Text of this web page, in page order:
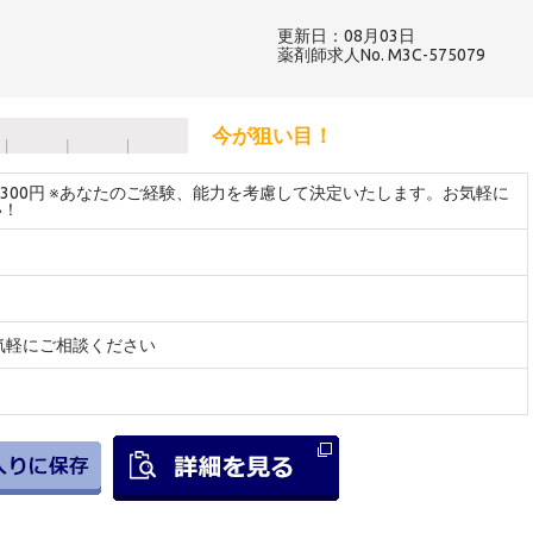
更新日：08月03日
薬剤師求人No. M3C-575079
今が狙い目！
円 ※あなたのご経験、能力を考慮して決定いたします。お気軽に
軽にご相談ください